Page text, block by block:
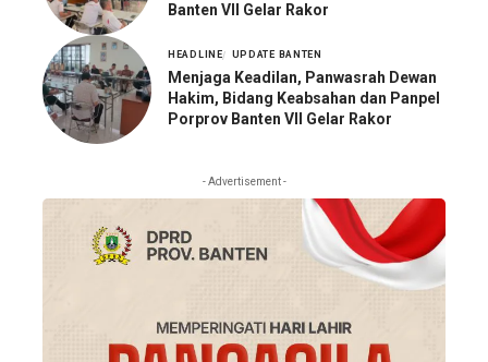
Banten VII Gelar Rakor
HEADLINE UPDATE BANTEN
Menjaga Keadilan, Panwasrah Dewan
Hakim, Bidang Keabsahan dan Panpel
Porprov Banten VII Gelar Rakor
- Advertisement -